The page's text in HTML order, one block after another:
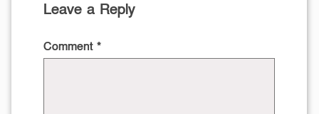
Leave a Reply
Comment *